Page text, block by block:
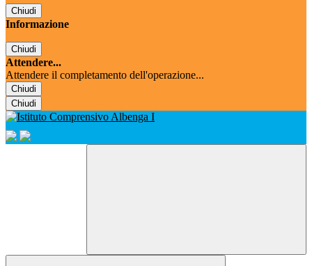
Chiudi
Informazione
Chiudi
Attendere...
Attendere il completamento dell'operazione...
Chiudi
Chiudi